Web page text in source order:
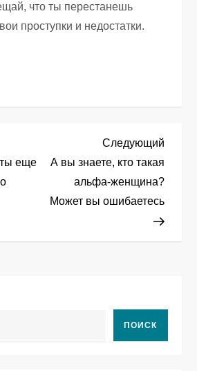
что ты перестанешь
проступки и недостатки.
еще
Следующий
А вы знаете, кто такая
альфа-женщина?
Может вы ошибаетесь
ПОИСК